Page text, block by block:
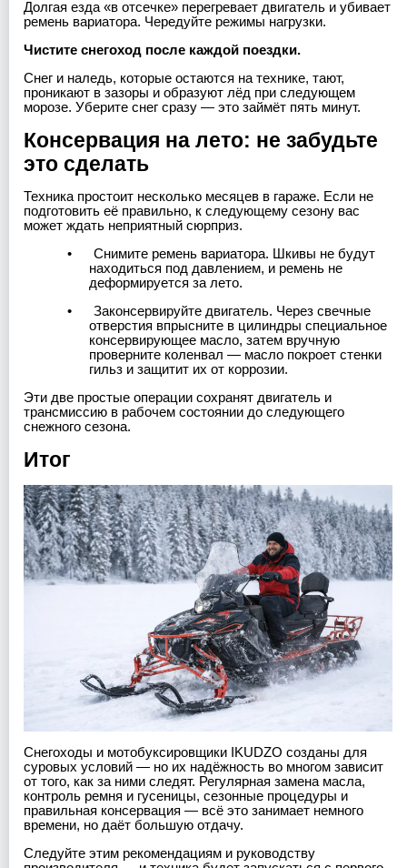
Долгая езда «в отсечке» перегревает двигатель и убивает
ремень вариатора. Чередуйте режимы нагрузки.
Чистите снегоход после каждой поездки.
Снег и наледь, которые остаются на технике, тают,
проникают в зазоры и образуют лёд при следующем
морозе. Уберите снег сразу — это займёт пять минут.
Консервация на лето: не забудьте
это сделать
Техника простоит несколько месяцев в гараже. Если не
подготовить её правильно, к следующему сезону вас
может ждать неприятный сюрприз.
•
Снимите ремень вариатора. Шкивы не будут
находиться под давлением, и ремень не
деформируется за лето.
•
Законсервируйте двигатель. Через свечные
отверстия впрысните в цилиндры специальное
консервирующее масло, затем вручную
проверните коленвал — масло покроет стенки
гильз и защитит их от коррозии.
Эти две простые операции сохранят двигатель и
трансмиссию в рабочем состоянии до следующего
снежного сезона.
Итог
Снегоходы и мотобуксировщики IKUDZO созданы для
суровых условий — но их надёжность во многом зависит
от того, как за ними следят. Регулярная замена масла,
контроль ремня и гусеницы, сезонные процедуры и
правильная консервация — всё это занимает немного
времени, но даёт большую отдачу.
Следуйте этим рекомендациям и руководству